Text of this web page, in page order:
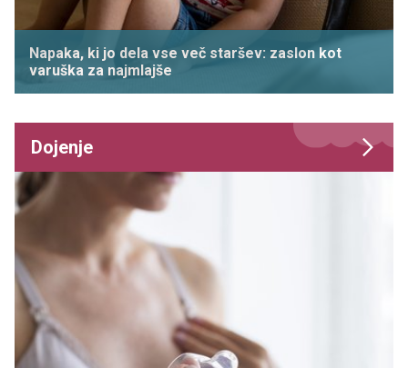
Napaka, ki jo dela vse več staršev: zaslon kot
varuška za najmlajše
Dojenje